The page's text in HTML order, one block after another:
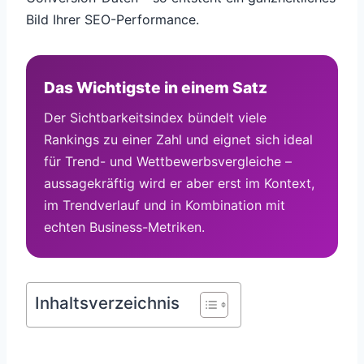
Bild Ihrer SEO-Performance.
Das Wichtigste in einem Satz
Der Sichtbarkeitsindex bündelt viele
Rankings zu einer Zahl und eignet sich ideal
für Trend- und Wettbewerbsvergleiche –
aussagekräftig wird er aber erst im Kontext,
im Trendverlauf und in Kombination mit
echten Business-Metriken.
Inhaltsverzeichnis